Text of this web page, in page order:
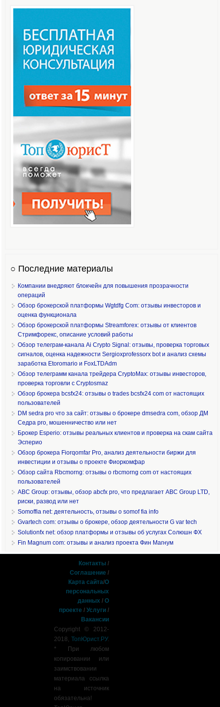
○ Последние материалы
Компании внедряют блокчейн для повышения прозрачности
операций
Обзор брокерской платформы Wgtdfg Com: отзывы инвесторов и
оценка функционала
Обзор брокерской платформы Streamforex: отзывы от клиентов
Стримфорекс, описание условий работы
Обзор телеграм-канала Ai Crypto Signal: отзывы, проверка торговых
сигналов, оценка надежности Sergioxprofessorx bot и анализ схемы
заработка Etoromario и FoxLTDAdm
Обзор телеграмм канала трейдера CryptoMax: отзывы инвесторов,
проверка торговли с Cryptosmaz
Обзор брокера bcsfx24: отзывы о trades bcsfx24 com от настоящих
пользователей
DM sedra pro что за сайт: отзывы о брокере dmsedra com, обзор ДМ
Седра pro, мошенничество или нет
Брокер Esperio: отзывы реальных клиентов и проверка на скам сайта
Эсперио
Обзор брокера Fiorqomfar Pro, анализ деятельности биржи для
инвестиции и отзывы о проекте Фиоркомфар
Обзор сайта Rbcmorng: отзывы о rbcmorng com от настоящих
пользователей
ABC Group: отзывы, обзор abcfx pro, что предлагает ABC Group LTD,
риски, развод или нет
Somoffia net: деятельность, отзывы о somof fia info
Gvartech com: отзывы о брокере, обзор деятельности G var tech
Solutionfx net: обзор платформы и отзывы об услугах Солюшн ФХ
Fin Magnum com: отзывы и анализ проекта Фин Магнум
Контакты /
Соглашение /
Карта сайта/О
персональных
данных /О
проекте /Услуги /
Вакансии
Copyright © 2012-
2018,ТопЮрист.РУ.
* При любом
копировании или
заимствовании
материала ссылка
на источник
обязательна!